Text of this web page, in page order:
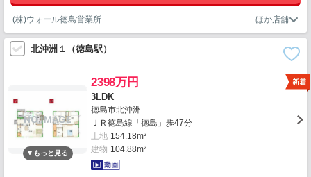
(株)ウォール徳島営業所
北沖洲１（徳島駅）
2398万円
3LDK
徳島市北沖洲
ＪＲ徳島線「徳島」歩47分
土地 154.18m²
建物 104.88m²